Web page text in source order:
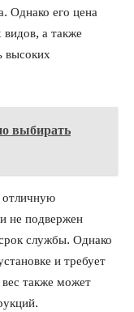
Однако его цена
а также
высоких
выбирать
отличную
не подвержен
службы. Однако
и требует
также может